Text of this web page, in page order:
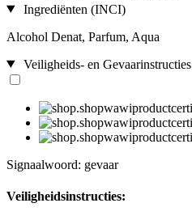
Ingrediënten (INCI)
Alcohol Denat, Parfum, Aqua
Veiligheids- en Gevaarinstructies
Signaalwoord: gevaar
Veiligheidsinstructies: